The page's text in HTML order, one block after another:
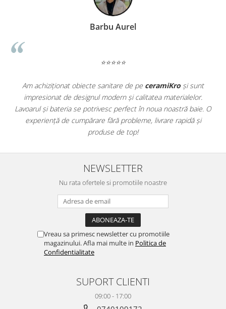
ARUMA
ATLAS
BACKSTAGE
BELLASTONE
BLOOM
BOXER
CONCEPT
Barbu Aurel
⭐⭐⭐⭐⭐
Am achiziționat obiecte sanitare de pe ceramiKroși sunt
impresionat de designul modern și calitatea materialelor.
Lavoarul și bateria se potrivesc perfect în noua noastră baie. O
experiență de cumpărare fără probleme, livrare rapidă și
produse de top!
NEWSLETTER
Nu rata ofertele si promotiile noastre
Vreau sa primesc newsletter cu promotiile
magazinului. Afla mai multe in Politica de
Confidentialitate
SUPORT CLIENTI
09:00 - 17:00